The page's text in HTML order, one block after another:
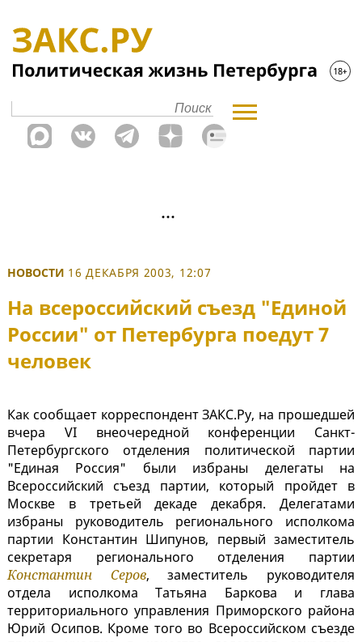
НОВОСТИ 16 ДЕКАБРЯ 2003, 12:07
На всероссийский съезд "Единой
России" от Петербурга поедут 7
человек
Как сообщает корреспондент ЗАКС.Ру, на прошедшей
вчера VI внеочередной конференции Санкт-
Петербургского отделения политической партии
"Единая Россия" были избраны делегаты на
Всероссийский съезд партии, который пройдет в
Москве в третьей декаде декабря. Делегатами
избраны руководитель регионального исполкома
партии Константин Шипунов, первый заместитель
секретаря регионального отделения партии
Константин Серов, заместитель руководителя
отдела исполкома Татьяна Баркова и глава
территориального управления Приморского района
Юрий Осипов. Кроме того во Всероссийском съезде